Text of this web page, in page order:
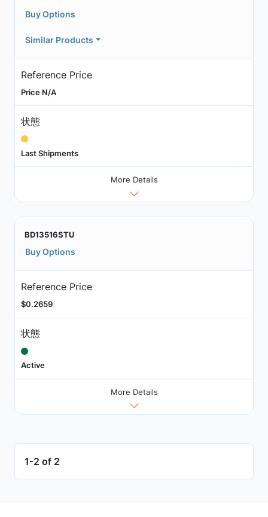
Buy Options
Similar Products
Reference Price
Price N/A
状態
Last Shipments
More Details
BD13516STU
Buy Options
Reference Price
$0.2659
状態
Active
More Details
1-2 of 2